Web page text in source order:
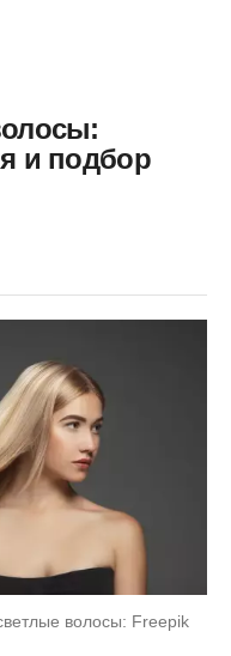
и подбор
волосы: Freepik